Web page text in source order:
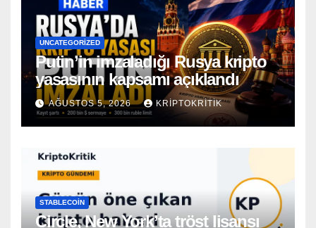
UNCATEGORIZED
Putin’in imzaladığı Rusya kripto
yasasının kapsamı açıklandı
AĞUSTOS 5, 2026 KRIPTOKRITIK
STABLECOIN
Circle, New York’ta tröst lisansı